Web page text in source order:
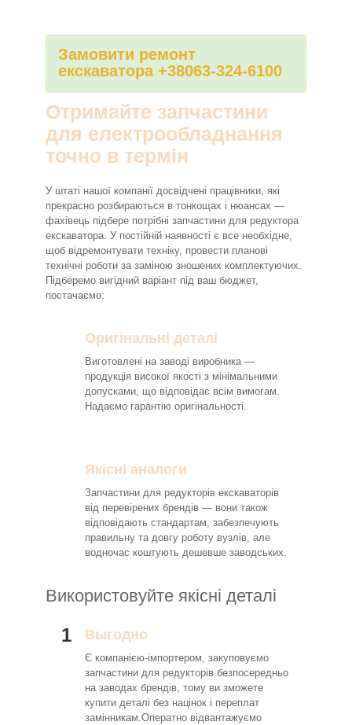
Замовити ремонт
екскаватора +38063-324-6100
Отримайте запчастини
для електрообладнання
точно в термін
У штаті нашої компанії досвідчені працівники, які
прекрасно розбираються в тонкощах і нюансах —
фахівець підбере потрібні запчастини для редуктора
екскаватора. У постійній наявності є все необхідне,
щоб відремонтувати техніку, провести планові
технічні роботи за заміною зношених комплектуючих.
Підберемо вигідний варіант під ваш бюджет,
постачаємо:
Оригінальні деталі
Виготовлені на заводі виробника —
продукція високої якості з мінімальними
допусками, що відповідає всім вимогам.
Надаємо гарантію оригінальності.
Якісні аналоги
Запчастини для редукторів екскаваторів
від перевірених брендів — вони також
відповідають стандартам, забезпечують
правильну та довгу роботу вузлів, але
водночас коштують дешевше заводських.
Використовуйте якісні деталі
1 Выгодно
Є компанією-імпортером, закуповуємо
запчастини для редукторів безпосередньо
на заводах брендів, тому ви зможете
купити деталі без націнок і переплат
замінникам.Оператно відвантажуємо